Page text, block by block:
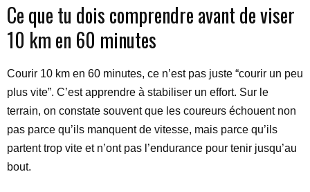
Ce que tu dois comprendre avant de viser
10 km en 60 minutes
Courir 10 km en 60 minutes, ce n’est pas juste “courir un peu
plus vite”. C’est apprendre à stabiliser un effort. Sur le
terrain, on constate souvent que les coureurs échouent non
pas parce qu’ils manquent de vitesse, mais parce qu’ils
partent trop vite et n’ont pas l’endurance pour tenir jusqu’au
bout.